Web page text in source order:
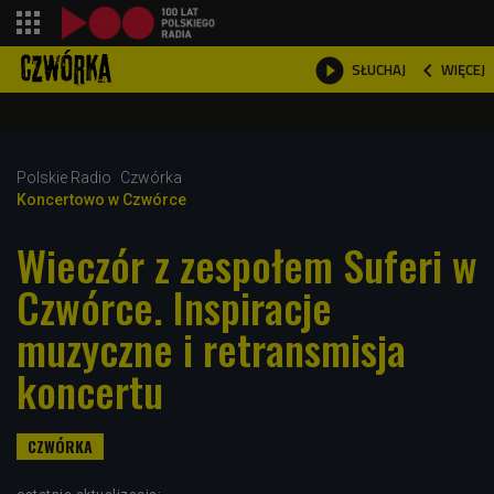
 SŁUCHAJ  WIĘCEJ

Polskie Radio
Czwórka
Koncertowo w Czwórce
Wieczór z zespołem Suferi w
Czwórce. Inspiracje
muzyczne i retransmisja
koncertu